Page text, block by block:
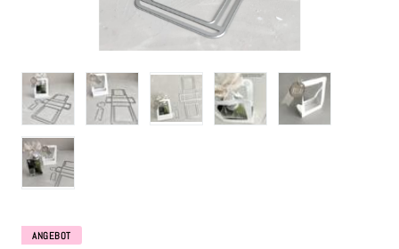
Kartendeko Embellishments
Präge-, Universal- Maskierschablonen
ANGEBOT